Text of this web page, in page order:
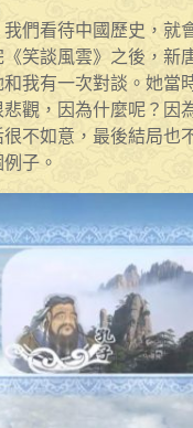
們看待中國歷史，就
笑談風雲》之後，新
我有一次對談。她當
觀，因為什麼呢？因
不如意，最後結局也
子。